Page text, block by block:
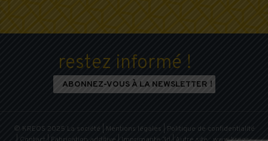
restez informé !
ABONNEZ-VOUS À LA NEWSLETTER !
© KREOS 2025 La société Mentions légales
Politique de confidentialité